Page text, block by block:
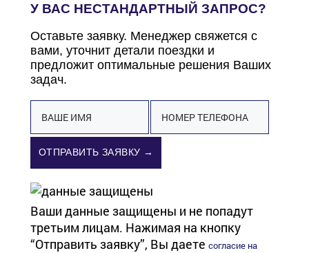
У ВАС НЕСТАНДАРТНЫЙ ЗАПРОС?
Оставьте заявку. Менеджер свяжется с
вами, уточнит детали поездки и
предложит оптимальные решения Ваших
задач.
ОТПРАВИТЬ ЗАЯВКУ →
Ваши данные защищены и не попадут
третьим лицам. Нажимая на кнопку
“Отправить заявку”, Вы даете согласие на